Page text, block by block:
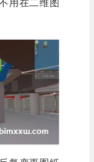
用在二维图